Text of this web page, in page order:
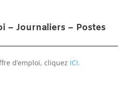
– Journaliers – Postes
d’emploi, cliquez ICI.